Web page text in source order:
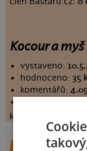
Kocour a myš
vystaveno:
hodnoceno: 35
komentářů:
konečné
DALŠÍ